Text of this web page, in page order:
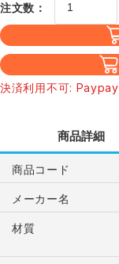
注文数：
決済利用不可: Paypay
商品詳細
商品コード
メーカー名
材質